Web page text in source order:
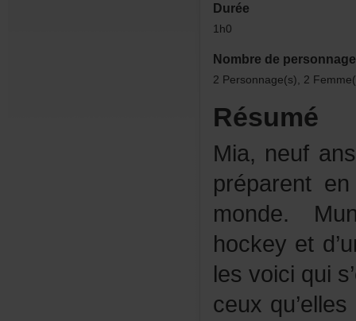
Durée
1h0
Résumé